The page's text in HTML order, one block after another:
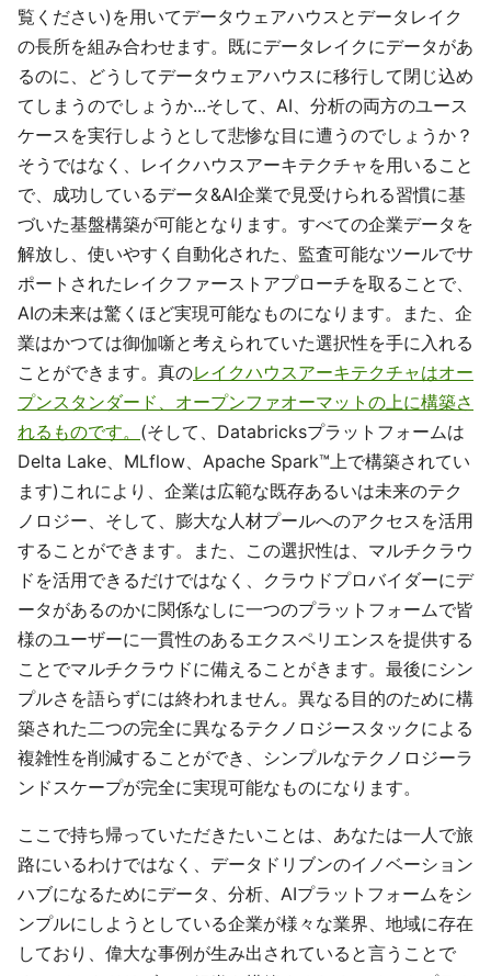
覧ください)を用いてデータウェアハウスとデータレイク
の長所を組み合わせます。既にデータレイクにデータがあ
るのに、どうしてデータウェアハウスに移行して閉じ込め
てしまうのでしょうか...そして、AI、分析の両方のユース
ケースを実行しようとして悲惨な目に遭うのでしょうか？
そうではなく、レイクハウスアーキテクチャを用いること
で、成功しているデータ&AI企業で見受けられる習慣に基
づいた基盤構築が可能となります。すべての企業データを
解放し、使いやすく自動化された、監査可能なツールでサ
ポートされたレイクファーストアプローチを取ることで、
AIの未来は驚くほど実現可能なものになります。また、企
業はかつては御伽噺と考えられていた選択性を手に入れる
ことができます。真のレイクハウスアーキテクチャはオー
プンスタンダード、オープンファオーマットの上に構築さ
れるものです。 (そして、Databricksプラットフォームは
Delta Lake、MLflow、Apache Spark™上で構築されてい
ます)これにより、企業は広範な既存あるいは未来のテク
ノロジー、そして、膨大な人材プールへのアクセスを活用
することができます。また、この選択性は、マルチクラウ
ドを活用できるだけではなく、クラウドプロバイダーにデ
ータがあるのかに関係なしに一つのプラットフォームで皆
様のユーザーに一貫性のあるエクスペリエンスを提供する
ことでマルチクラウドに備えることがきます。最後にシン
プルさを語らずには終われません。異なる目的のために構
築された二つの完全に異なるテクノロジースタックによる
複雑性を削減することができ、シンプルなテクノロジーラ
ンドスケープが完全に実現可能なものになります。
ここで持ち帰っていただきたいことは、あなたは一人で旅
路にいるわけではなく、データドリブンのイノベーション
ハブになるためにデータ、分析、AIプラットフォームをシ
ンプルにしようとしている企業が様々な業界、地域に存在
しており、偉大な事例が生み出されていると言うことで